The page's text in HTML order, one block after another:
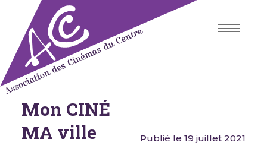
content
Association des Cinémas du
Centre
Mon CINÉ
MA ville
Publié le 19 juillet 2021